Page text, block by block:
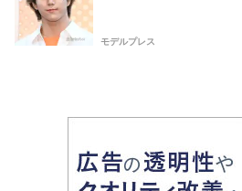
モデルプレス